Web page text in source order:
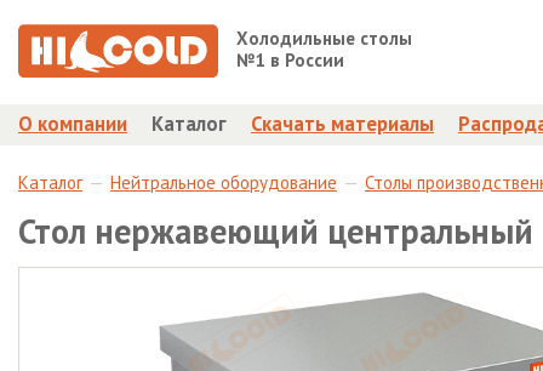
Холодильные столы
№1 в России
О компании Каталог Скачать материалы
Каталог Нейтральное оборудование Столы
Стол нержавеющий